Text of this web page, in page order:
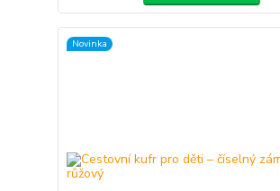
Novinka